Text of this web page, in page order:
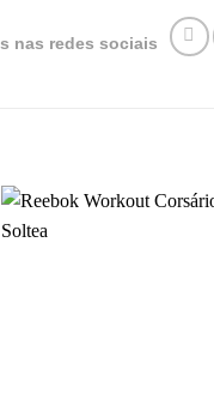
nas redes sociais